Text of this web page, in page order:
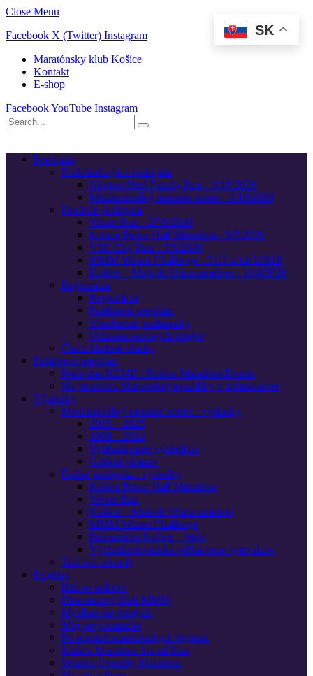
Close Menu
Facebook X (Twitter) Instagram
Maratónsky klub Košice
Kontakt
E-shop
FacebookYouTube Instagram
Podujatia
Nadchádzajúce podujatia
Nippon Steel Family Run · 3/10/2026
Medzinárodný maratón mieru · 4/10/2026
Predošlé podujatia
Velvet Run · 27/6/2026
Košice Peace Half Marathon · 9/5/2026
VSE City Run · 7/5/2026
MMM Winter Challenge · 21/2 a 14/3/2026
Košice – Miskolc Ultramarathon · 18/4/2026
Registrácia
Registrácia
Prihlásení pretekári
Všeobecné podmienky
Ochrana osobných údajov
Často kladené otázky
Prihlásení pretekári
Podujatia KEME / Košice Marathon Events
Majstrovstvá Slovenskej republiky v polmaratóne
Výsledky
Medzinárodný maratón mieru · výsledky
2015 – 2025
1989 – 2014
Vyhľadávanie výsledkov
Galéria víťazov
Ďalšie podujatia · výsledky
Košice Peace Half Marathon
Velvet Run
Košice – Miskolc Ultramarathon
MMM Winter Challenge
Polmaratón Košice – Seňa
Východoslovenská veľká cena vytrvalcov
Traťové rekordy
Projekty
Bež so srdcom
Diamantový klub MMM
Myslíme na verných
Môj prvý maratón
Po stopách maratónskych legiend
Košice Marathon Social Run
Women Friendly Marathon
SK